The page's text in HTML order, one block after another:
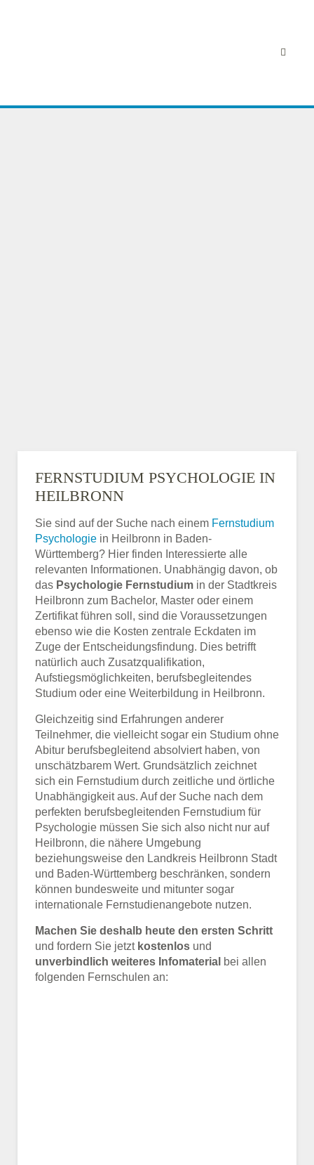
FERNSTUDIUM PSYCHOLOGIE IN
HEILBRONN
Sie sind auf der Suche nach einem Fernstudium
Psychologie in Heilbronn in Baden-
Württemberg? Hier finden Interessierte alle
relevanten Informationen. Unabhängig davon, ob
das Psychologie Fernstudium in der Stadtkreis
Heilbronn zum Bachelor, Master oder einem
Zertifikat führen soll, sind die Voraussetzungen
ebenso wie die Kosten zentrale Eckdaten im
Zuge der Entscheidungsfindung. Dies betrifft
natürlich auch Zusatzqualifikation,
Aufstiegsmöglichkeiten, berufsbegleitendes
Studium oder eine Weiterbildung in Heilbronn.
Gleichzeitig sind Erfahrungen anderer
Teilnehmer, die vielleicht sogar ein Studium ohne
Abitur berufsbegleitend absolviert haben, von
unschätzbarem Wert. Grundsätzlich zeichnet
sich ein Fernstudium durch zeitliche und örtliche
Unabhängigkeit aus. Auf der Suche nach dem
perfekten berufsbegleitenden Fernstudium für
Psychologie müssen Sie sich also nicht nur auf
Heilbronn, die nähere Umgebung
beziehungsweise den Landkreis Heilbronn Stadt
und Baden-Württemberg beschränken, sondern
können bundesweite und mitunter sogar
internationale Fernstudienangebote nutzen.
Machen Sie deshalb heute den ersten Schritt
und fordern Sie jetzt kostenlos und
unverbindlich weiteres Infomaterial bei allen
folgenden Fernschulen an: